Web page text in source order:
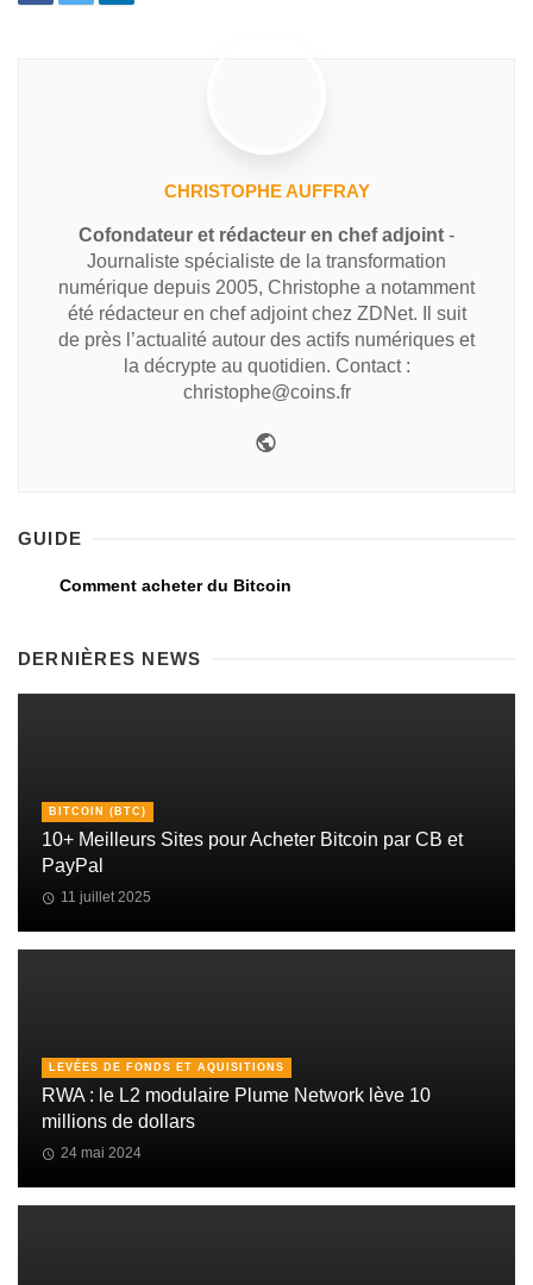
CHRISTOPHE AUFFRAY
Cofondateur et rédacteur en chef adjoint -
Journaliste spécialiste de la transformation
numérique depuis 2005, Christophe a notamment
été rédacteur en chef adjoint chez ZDNet. Il suit
de près l’actualité autour des actifs numériques et
la décrypte au quotidien. Contact :
christophe@coins.fr
GUIDE
Comment acheter du Bitcoin
DERNIÈRES NEWS
BITCOIN (BTC)
10+ Meilleurs Sites pour Acheter Bitcoin par CB et
PayPal
11 juillet 2025
LEVÉES DE FONDS ET AQUISITIONS
RWA : le L2 modulaire Plume Network lève 10
millions de dollars
24 mai 2024